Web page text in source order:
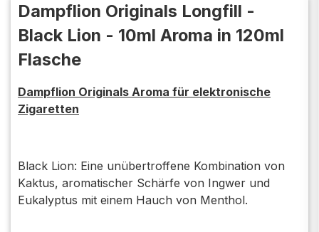
Dampflion Originals Longfill -
Black Lion - 10ml Aroma in 120ml
Flasche
Dampflion Originals Aroma für elektronische
Zigaretten
Black Lion: Eine unübertroffene Kombination von
Kaktus, aromatischer Schärfe von Ingwer und
Eukalyptus mit einem Hauch von Menthol.